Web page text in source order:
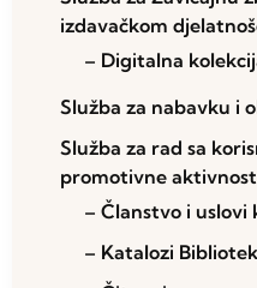
izdavačkom
– Digitalna
Služba za nabavku i
Služba za rad sa
promotivne
– Članstvo i uslovi
– Katalozi